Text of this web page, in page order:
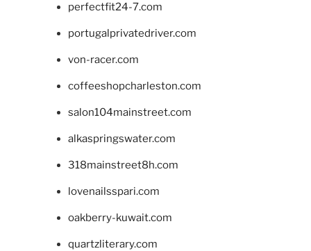
perfectfit24-7.com
portugalprivatedriver.com
von-racer.com
coffeeshopcharleston.com
salon104mainstreet.com
alkaspringswater.com
318mainstreet8h.com
lovenailsspari.com
oakberry-kuwait.com
quartzliterary.com